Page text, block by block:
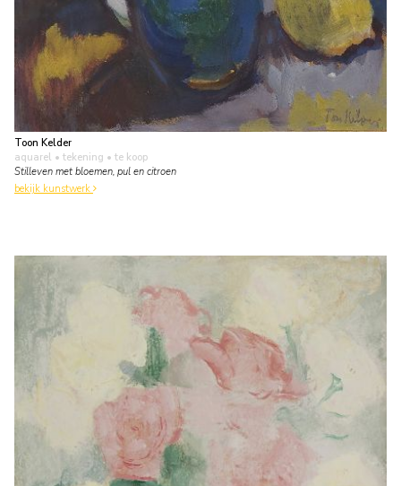
Toon Kelder
aquarel • tekening • te koop
Stilleven met bloemen, pul en citroen
bekijk kunstwerk